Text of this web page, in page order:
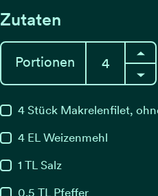
Zutaten
Portionen
4 Stück Makrelenfilet,
4 EL Weizenmehl
1 TL Salz
0.5 TL Pfeffer